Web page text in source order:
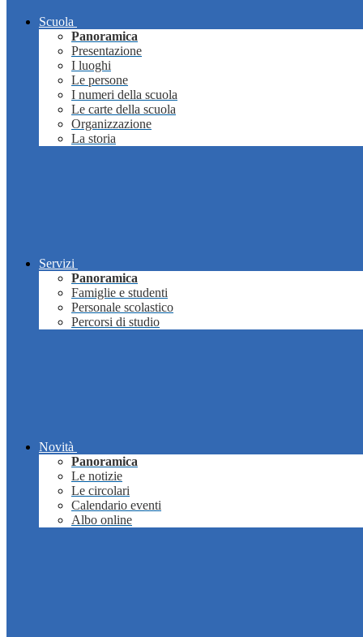
Scuola
Panoramica
Presentazione
I luoghi
Le persone
I numeri della scuola
Le carte della scuola
Organizzazione
La storia
Servizi
Panoramica
Famiglie e studenti
Personale scolastico
Percorsi di studio
Novità
Panoramica
Le notizie
Le circolari
Calendario eventi
Albo online